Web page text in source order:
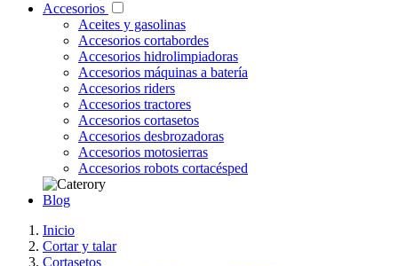
Accesorios
Aceites y gasolinas
Accesorios cortabordes
Accesorios hidrolimpiadoras
Accesorios máquinas a batería
Accesorios riders
Accesorios tractores
Accesorios cortasetos
Accesorios desbrozadoras
Accesorios motosierras
Accesorios robots cortacésped
Blog
Inicio
Cortar y talar
Cortasetos